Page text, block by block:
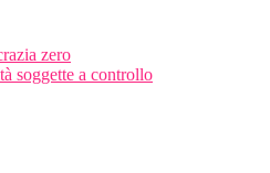
zero
soggette a controllo